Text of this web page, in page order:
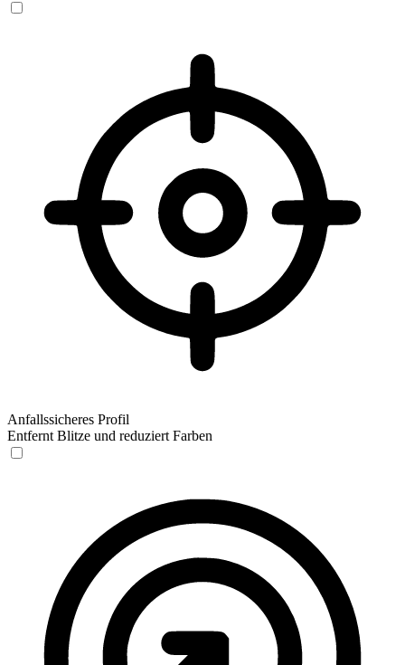
Anfallssicheres Profil
Entfernt Blitze und reduziert Farben